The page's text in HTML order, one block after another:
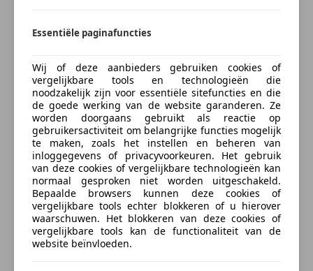
Kleur en Bekleding
Kleur
Wit
Oorspronkelijke kleur
Wit
Beschrijving
Harley-Davidson Super Glide
Bwj: 02-2006
Km stand: 88689 km
5HD1GW1126K311315
35 jaar aniversary Super Glide
Zadeltassen
Essentiële paginafuncties
Wij of deze aanbieders gebruiken cookies of
vergelijkbare tools en technologieën die
noodzakelijk zijn voor essentiële sitefuncties en die
de goede werking van de website garanderen. Ze
worden doorgaans gebruikt als reactie op
gebruikersactiviteit om belangrijke functies mogelijk
te maken, zoals het instellen en beheren van
inloggegevens of privacyvoorkeuren. Het gebruik
van deze cookies of vergelijkbare technologieën kan
normaal gesproken niet worden uitgeschakeld.
Bepaalde browsers kunnen deze cookies of
vergelijkbare tools echter blokkeren of u hierover
waarschuwen. Het blokkeren van deze cookies of
vergelijkbare tools kan de functionaliteit van de
website beïnvloeden.